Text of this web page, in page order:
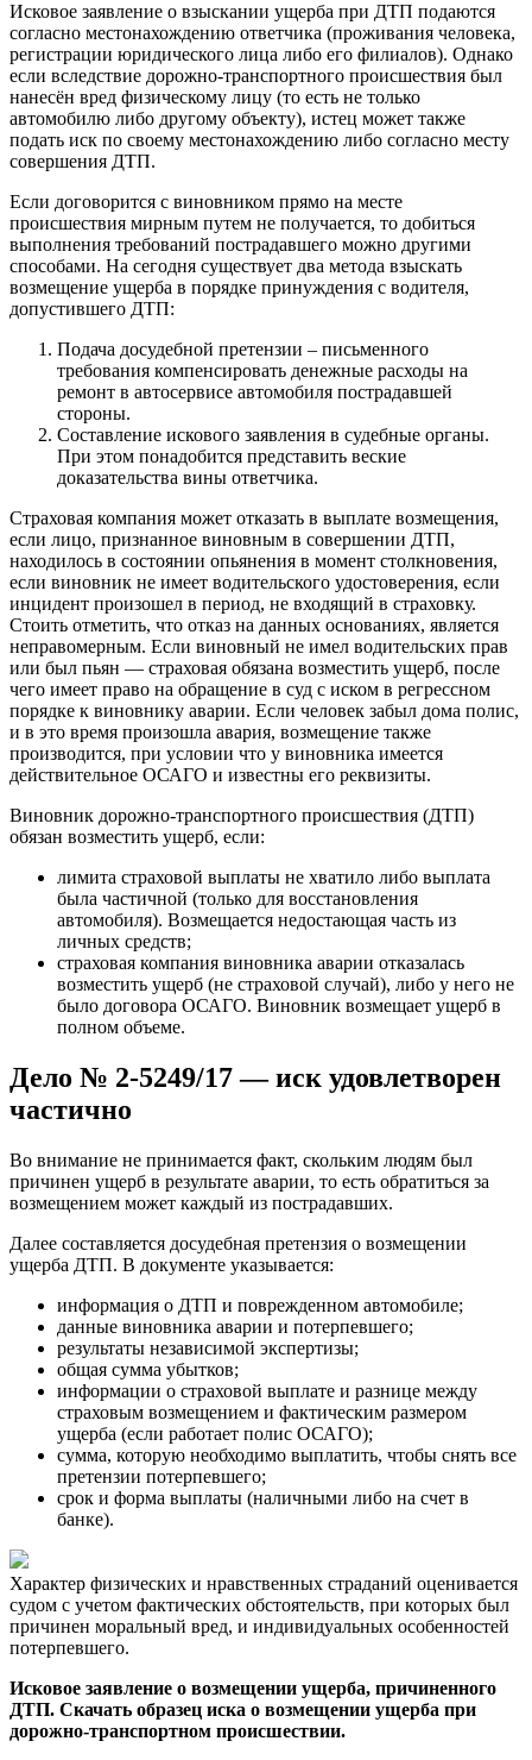
Исковое заявление о взыскании ущерба при ДТП подаются
согласно местонахождению ответчика (проживания человека,
регистрации юридического лица либо его филиалов). Однако
если вследствие дорожно-транспортного происшествия был
нанесён вред физическому лицу (то есть не только
автомобилю либо другому объекту), истец может также
подать иск по своему местонахождению либо согласно месту
совершения ДТП.
Если договорится с виновником прямо на месте
происшествия мирным путем не получается, то добиться
выполнения требований пострадавшего можно другими
способами. На сегодня существует два метода взыскать
возмещение ущерба в порядке принуждения с водителя,
допустившего ДТП:
Подача досудебной претензии – письменного
требования компенсировать денежные расходы на
ремонт в автосервисе автомобиля пострадавшей
стороны.
Составление искового заявления в судебные органы.
При этом понадобится представить веские
доказательства вины ответчика.
Страховая компания может отказать в выплате возмещения,
если лицо, признанное виновным в совершении ДТП,
находилось в состоянии опьянения в момент столкновения,
если виновник не имеет водительского удостоверения, если
инцидент произошел в период, не входящий в страховку.
Стоить отметить, что отказ на данных основаниях, является
неправомерным. Если виновный не имел водительских прав
или был пьян — страховая обязана возместить ущерб, после
чего имеет право на обращение в суд с иском в регрессном
порядке к виновнику аварии. Если человек забыл дома полис,
и в это время произошла авария, возмещение также
производится, при условии что у виновника имеется
действительное ОСАГО и известны его реквизиты.
Виновник дорожно-транспортного происшествия (ДТП)
обязан возместить ущерб, если:
лимита страховой выплаты не хватило либо выплата
была частичной (только для восстановления
автомобиля). Возмещается недостающая часть из
личных средств;
страховая компания виновника аварии отказалась
возместить ущерб (не страховой случай), либо у него не
было договора ОСАГО. Виновник возмещает ущерб в
полном объеме.
Дело № 2-5249/17 — иск удовлетворен
частично
Во внимание не принимается факт, скольким людям был
причинен ущерб в результате аварии, то есть обратиться за
возмещением может каждый из пострадавших.
Далее составляется досудебная претензия о возмещении
ущерба ДТП. В документе указывается:
информация о ДТП и поврежденном автомобиле;
данные виновника аварии и потерпевшего;
результаты независимой экспертизы;
общая сумма убытков;
информации о страховой выплате и разнице между
страховым возмещением и фактическим размером
ущерба (если работает полис ОСАГО);
сумма, которую необходимо выплатить, чтобы снять все
претензии потерпевшего;
срок и форма выплаты (наличными либо на счет в
банке).
Характер физических и нравственных страданий оценивается
судом с учетом фактических обстоятельств, при которых был
причинен моральный вред, и индивидуальных особенностей
потерпевшего.
Исковое заявление о возмещении ущерба, причиненного
ДТП. Скачать образец иска о возмещении ущерба при
дорожно-транспортном происшествии.